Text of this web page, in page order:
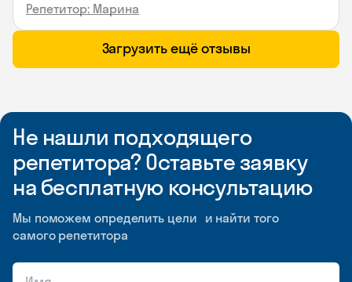
Репетитор: Марина
Загрузить ещё отзывы
Не нашли подходящего
репетитора? Оставьте заявку
на бесплатную консультацию
Мы поможем определить цели и найти того
самого репетитора